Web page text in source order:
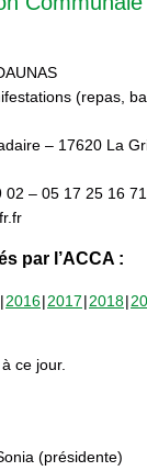
(repas,
– 17620 La
02 – 05 17 25 16 71
par l’ACCA :
2016 2017 2018
ce jour.
(présidente)